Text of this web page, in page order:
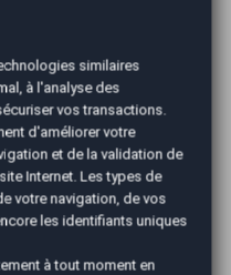
similaires
à l'analyse des
vos transactions.
d'améliorer votre
et de la validation de
Internet. Les types de
votre navigation, de vos
les identifiants uniques
à tout moment en